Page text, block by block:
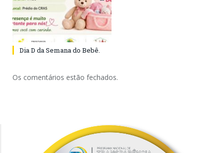
Dia D da Semana do Bebê.
Os comentários estão fechados.